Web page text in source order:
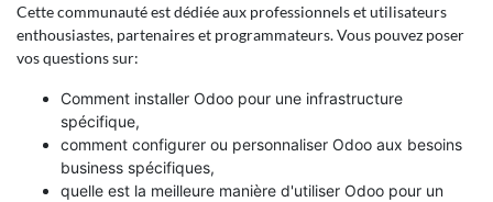
Cette communauté est dédiée aux professionnels et utilisateurs
enthousiastes, partenaires et programmateurs. Vous pouvez poser
vos questions sur:
Comment installer Odoo pour une infrastructure
spécifique,
comment configurer ou personnaliser Odoo aux besoins
business spécifiques,
quelle est la meilleure manière d'utiliser Odoo pour un